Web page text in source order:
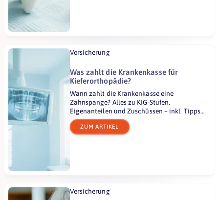
Versicherung
Was zahlt die Krankenkasse für
Kieferorthopädie?
Wann zahlt die Krankenkasse eine
Zahnspange? Alles zu KIG-Stufen,
Eigenanteilen und Zuschüssen – inkl. Tipps
zur Zahnzusatzversicherung.
ZUM ARTIKEL
Versicherung